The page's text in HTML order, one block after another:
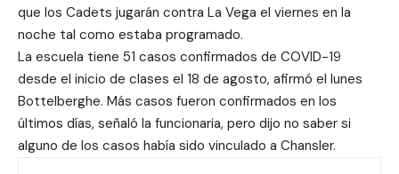
que los Cadets jugarán contra La Vega el viernes en la
noche tal como estaba programado.
La escuela tiene 51 casos confirmados de COVID-19
desde el inicio de clases el 18 de agosto, afirmó el lunes
Bottelberghe. Más casos fueron confirmados en los
últimos días, señaló la funcionaria, pero dijo no saber si
alguno de los casos había sido vinculado a Chansler.